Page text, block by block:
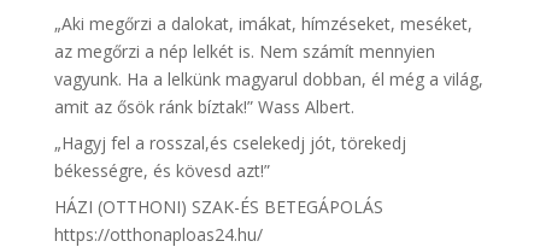
„Aki megőrzi a dalokat, imákat, hímzéseket, meséket,
az megőrzi a nép lelkét is. Nem számít mennyien
vagyunk. Ha a lelkünk magyarul dobban, él még a világ,
amit az ősök ránk bíztak!” Wass Albert.
„Hagyj fel a rosszal,és cselekedj jót, törekedj
békességre, és kövesd azt!”
HÁZI (OTTHONI) SZAK-ÉS BETEGÁPOLÁS
https://otthonaploas24.hu/